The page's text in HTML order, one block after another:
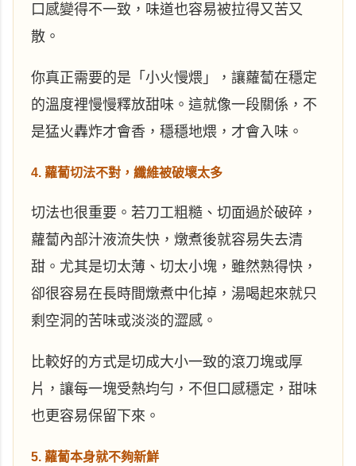
口感變得不一致，味道也容易被拉得又苦又
散。
你真正需要的是「小火慢煨」，讓蘿蔔在穩定
的溫度裡慢慢釋放甜味。這就像一段關係，不
是猛火轟炸才會香，穩穩地煨，才會入味。
4. 蘿蔔切法不對，纖維被破壞太多
切法也很重要。若刀工粗糙、切面過於破碎，
蘿蔔內部汁液流失快，燉煮後就容易失去清
甜。尤其是切太薄、切太小塊，雖然熟得快，
卻很容易在長時間燉煮中化掉，湯喝起來就只
剩空洞的苦味或淡淡的澀感。
比較好的方式是切成大小一致的滾刀塊或厚
片，讓每一塊受熱均勻，不但口感穩定，甜味
也更容易保留下來。
5. 蘿蔔本身就不夠新鮮